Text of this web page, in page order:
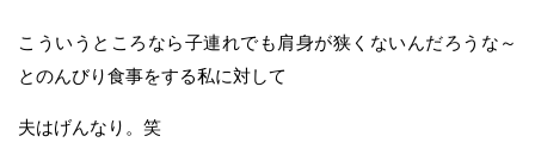
こういうところなら子連れでも肩身が狭くないんだろうな～
とのんびり食事をする私に対して
夫はげんなり。笑